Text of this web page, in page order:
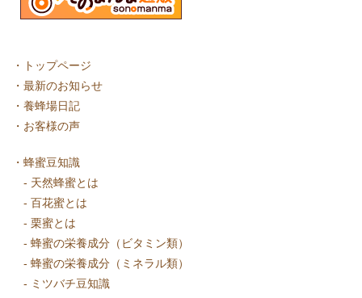
・
トップページ
・ 最新のお知らせ
・ 養蜂場日記
・ お客様の声
・ 蜂蜜豆知識
- 天然蜂蜜とは
- 百花蜜とは
- 栗蜜とは
- 蜂蜜の栄養成分（ビタミン類）
- 蜂蜜の栄養成分（ミネラル類）
- ミツバチ豆知識